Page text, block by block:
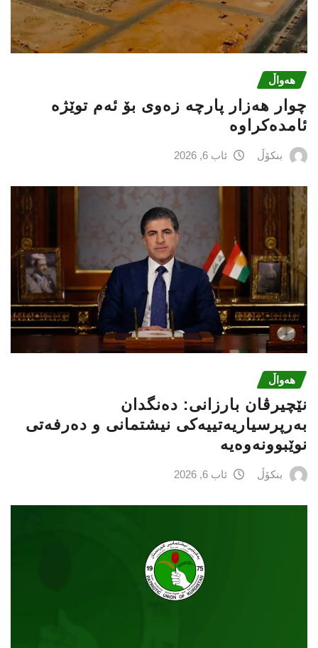
هەواڵ
چوار هەزار پارچە زەوی بۆ ئەم توێژە
ئامدەکراوە
بنکۆڵ ئاب 6, 2026
هەواڵ
نێچيرڤان بارزانى: دەنگدان
بەرپرسیاريه‌تییەکی نیشتمانى و دەرفەتی
نوێبوونەوەیە
بنکۆڵ ئاب 6, 2026